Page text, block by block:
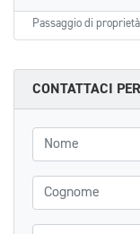
Passaggio di
CONTATTACI
Nome
Cognome